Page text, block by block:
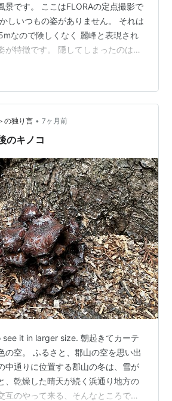
景です。 ここはFLORAの定点撮影で
しいつもの姿がありません。 それは
なので険しくなく 麗峰と表現され
が特徴です。 隠してしまったのは雪
降っているようです。 寒いのももう
う！
の独り言 • 7ヶ月前
のキノコ
it in larger size. 朝起きてカーテ
の空。 ふるさと、郡山の空を思い出
中通りに位置する郡山の冬は、雪が
、乾燥した晴天が続く浜通り地方の
互のやって来る、そんなところで